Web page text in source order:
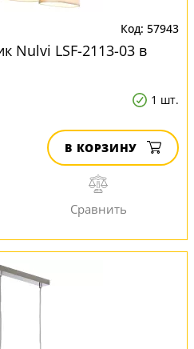
57943
Nulvi LSF-2113-03 в
1 шт.
В КОРЗИНУ